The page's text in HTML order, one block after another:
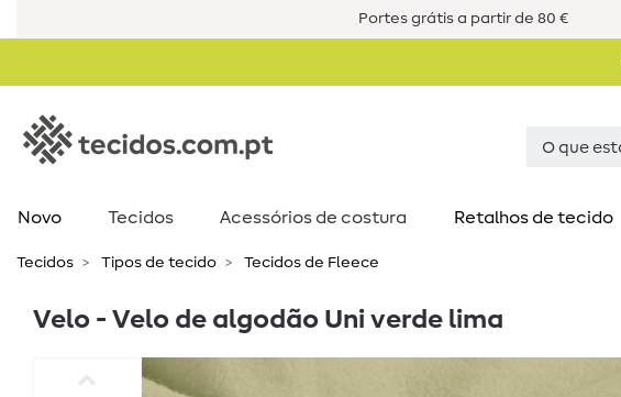
Portes grátis a partir de 80 €
Novo Tecidos Acessórios de costura​ Retalhos de tecido
Tecidos Tipos de tecido Tecidos de Fleece
Velo - Velo de algodão Uni verde lima